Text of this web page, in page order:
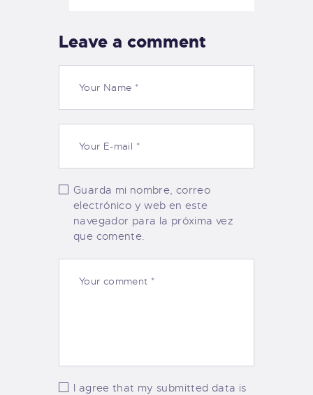
Leave a comment
Guarda mi nombre, correo
electrónico y web en este
navegador para la próxima vez
que comente.
I agree that my submitted data is